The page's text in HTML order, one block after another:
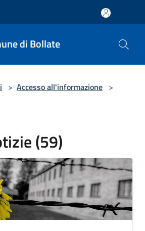
di Bollate
> Accesso all'informazione >
(59)